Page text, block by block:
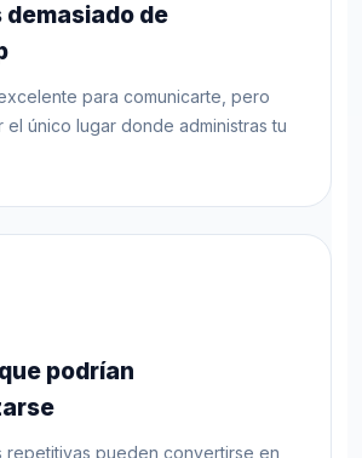
demasiado de
para comunicarte, pero
único lugar donde administras tu
podrían
repetitivas pueden convertirse en